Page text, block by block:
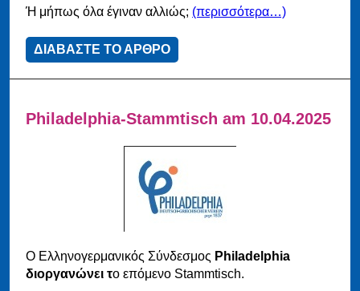
Ή μήπως όλα έγιναν αλλιώς; (περισσότερα…)
ΔΙΑΒΑΣΤΕ ΤΟ ΑΡΘΡΟ
Philadelphia-Stammtisch am 10.04.2025
Ο Ελληνογερμανικός Σύνδεσμος Philadelphia
διοργανώνει το επόμενο Stammtisch.